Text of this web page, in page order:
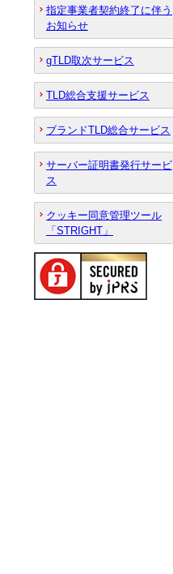
指定事業者契約終了に伴う
お知らせ
gTLD取次サービス
TLD総合支援サービス
ブランドTLD総合サービス
サーバー証明書発行サービ
ス
クッキー同意管理ツール
「STRIGHT」